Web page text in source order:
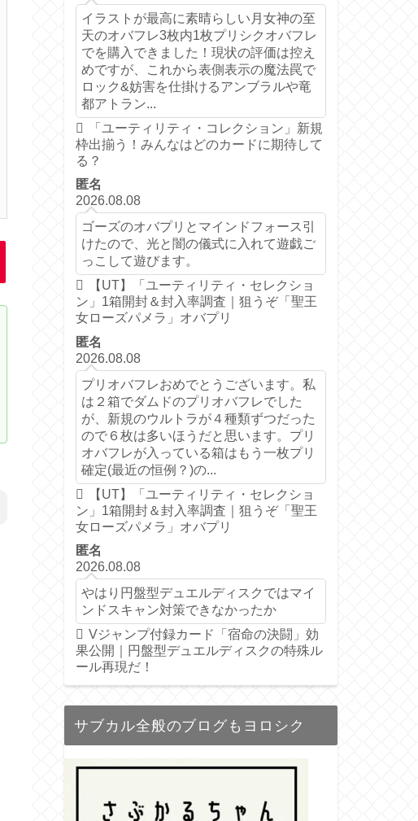
イラストが最高に素晴らしい月女神の至
天のオバフレ3枚内1枚プリシクオバフレ
でを購入できました！現状の評価は控え
めですが、これから表側表示の魔法罠で
ロック&妨害を仕掛けるアンブラルや竜
都アトラン...
「ユーティリティ・コレクション」新規
枠出揃う！みんなはどのカードに期待して
る？
匿名
2026.08.08
ゴーズのオバプリとマインドフォース引
けたので、光と闇の儀式に入れて遊戯ご
っこして遊びます。
【UT】「ユーティリティ・セレクショ
ン」1箱開封＆封入率調査｜狙うぞ「聖王
女ローズパメラ」オバプリ
匿名
2026.08.08
プリオバフレおめでとうございます。私
は２箱でダムドのプリオバフレでした
が、新規のウルトラが４種類ずつだった
ので６枚は多いほうだと思います。プリ
オバフレが入っている箱はもう一枚プリ
確定(最近の恒例？)の...
【UT】「ユーティリティ・セレクショ
ン」1箱開封＆封入率調査｜狙うぞ「聖王
女ローズパメラ」オバプリ
匿名
2026.08.08
やはり円盤型デュエルディスクではマイ
ンドスキャン対策できなかったか
Vジャンプ付録カード「宿命の決闘」効
果公開｜円盤型デュエルディスクの特殊ル
ール再現だ！
サブカル全般のブログもヨロシク